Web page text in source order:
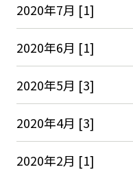
2020年7月 [1]
2020年6月 [1]
2020年5月 [3]
2020年4月 [3]
2020年2月 [1]